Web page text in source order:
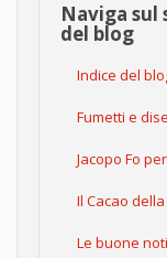
Naviga sul
del blog
Indice del
Fumetti e
Jacopo Fo
Il Cacao
Le buone